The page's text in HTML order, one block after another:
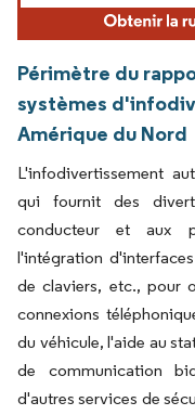
Périmètre du
systèmes
Amérique du Nord
L'infodivertissement
qui fournit des
conducteur et aux
l'intégration
de claviers, etc., pour
connexions
du véhicule, l'aide au
de communication
d'autres services de